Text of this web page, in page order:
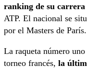
ranking de su carrera
ATP. El nacional se
por el Masters de París.
La raqueta número
torneo francés, la